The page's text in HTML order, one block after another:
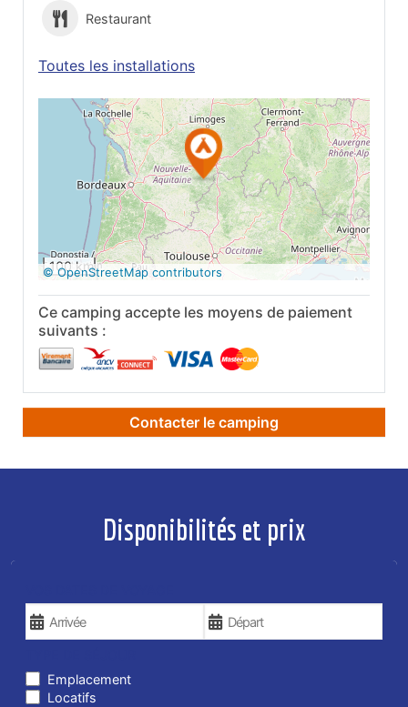
Restaurant
Toutes les installations
Voir sur Google
Maps
100 km
© OpenStreetMap contributors
Ce camping accepte les moyens de paiement
suivants :
Contacter le camping
Disponibilités et prix
Emplacement
Locatifs